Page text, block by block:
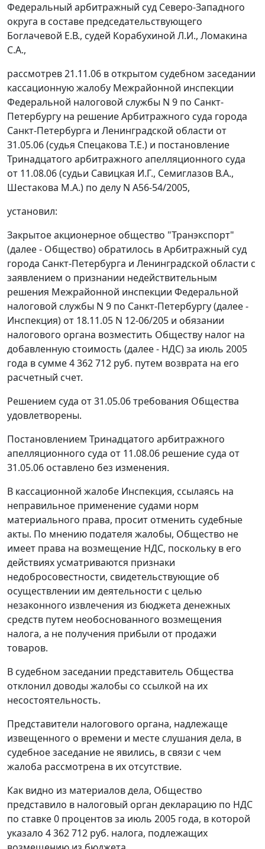
Федеральный арбитражный суд Северо-Западного
округа в составе председательствующего
Боглачевой Е.В., судей Корабухиной Л.И., Ломакина
С.А.,
рассмотрев 21.11.06 в открытом судебном заседании
кассационную жалобу Межрайонной инспекции
Федеральной налоговой службы N 9 по Санкт-
Петербургу на решение Арбитражного суда города
Санкт-Петербурга и Ленинградской области от
31.05.06(судья Спецакова Т.Е.) и постановление
Тринадцатого арбитражного апелляционного суда
от 11.08.06 (судьи Савицкая И.Г., Семиглазов В.А.,
Шестакова М.А.) по делу N А56-54/2005,
установил:
Закрытое акционерное общество "Транэкспорт"
(далее - Общество) обратилось в Арбитражный суд
города Санкт-Петербурга и Ленинградской области с
заявлением о признании недействительным
решения Межрайонной инспекции Федеральной
налоговой службы N 9 по Санкт-Петербургу (далее -
Инспекция) от 18.11.05 N 12-06/205 и обязании
налогового органа возместить Обществу налог на
добавленную стоимость (далее - НДС) за июль 2005
года в сумме 4 362 712 руб. путем возврата на его
расчетный счет.
Решением суда от 31.05.06требования Общества
удовлетворены.
Постановлением Тринадцатого арбитражного
апелляционного суда от 11.08.06 решение суда от
31.05.06 оставлено без изменения.
В кассационной жалобе Инспекция, ссылаясь на
неправильное применение судами норм
материального права, просит отменить судебные
акты. По мнению подателя жалобы, Общество не
имеет права на возмещение НДС, поскольку в его
действиях усматриваются признаки
недобросовестности, свидетельствующие об
осуществлении им деятельности с целью
незаконного извлечения из бюджета денежных
средств путем необоснованного возмещения
налога, а не получения прибыли от продажи
товаров.
В судебном заседании представитель Общества
отклонил доводы жалобы со ссылкой на их
несостоятельность.
Представители налогового органа, надлежаще
извещенного о времени и месте слушания дела, в
судебное заседание не явились, в связи с чем
жалоба рассмотрена в их отсутствие.
Как видно из материалов дела, Общество
представило в налоговый орган декларацию по НДС
по ставке 0 процентов за июль 2005 года, в которой
указало 4 362 712 руб. налога, подлежащих